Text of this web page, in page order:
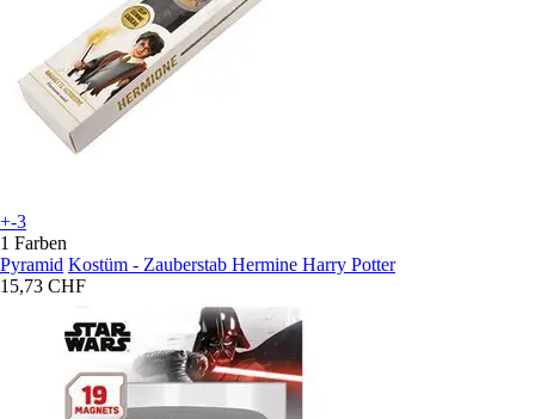
+-3
1 Farben
Pyramid Kostüm - Zauberstab Hermine Harry Potter
15,73 CHF